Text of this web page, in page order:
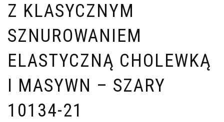
Z KLASYCZNYM
SZNUROWANIEM
ELASTYCZNĄ CHOLEWKĄ
I MASYWN – SZARY
10134-21